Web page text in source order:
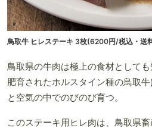
鳥取牛 ヒレステーキ 3枚(6200円/税込・送
鳥取県の牛肉は極上の食材として
肥育されたホルスタイン種の鳥取
と空気の中でのびのび育つ。
このステーキ用ヒレ肉は、鳥取県